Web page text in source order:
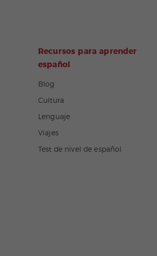
Recursos para aprender
español
Blog
Cultura
Lenguaje
Viajes
Test de nivel de español